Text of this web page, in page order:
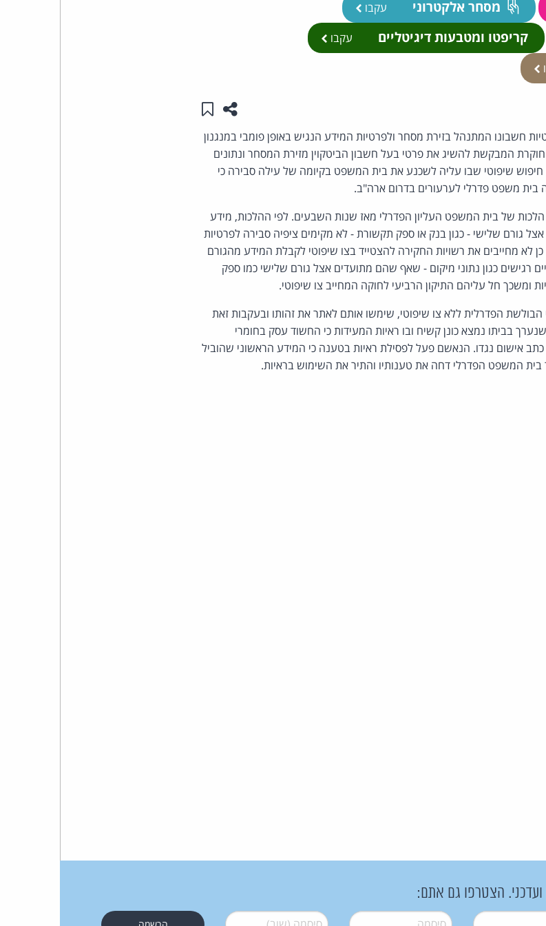
מסחר אלקטרוני עקבו
קריפטו ומטבעות דיגיטליים עקבו
שתפו עמוד זה
שמור ב"תכנים שלי"
חשבונו המתנהל בזירת מסחר ולפרטיות המידע הנגיש באופן פומבי במנגנון
המבקשת להשיג את פרטי בעל חשבון הביטקוין מזירת המסחר ונתונים
חיפוש שיפוטי שבו עליה לשכנע את בית המשפט בקיומה של עילה סבירה כי
בית משפט פדרלי לערעורים בדרום ארה"ב.
של בית המשפט העליון הפדרלי מאז שנות השבעים. לפי ההלכות, מידע
גורם שלישי - כגון בנק או ספק תקשורת - לא מקימים ציפיה סבירה לפרטיות
לא מחייבים את רשויות החקירה להצטייד בצו שיפוטי לקבלת המידע מהגורם
רגישים כגון נתוני מיקום - שאף שהם מתועדים אצל גורם שלישי כמו ספק
ומשכך חל עליהם התיקון הרביעי לחוקה המחייב צו שיפוטי.
הפדרלית ללא צו שיפוטי, שימשו אותם לאתר את זהותו ובעקבות זאת
בביתו נמצא כונן קשיח ובו ראיות המעידות כי החשוד עסק בחומרי
אישום נגדו. הנאשם פעל לפסילת ראיות בטענה כי המידע הראשוני שהוביל
בית המשפט הפדרלי דחה את טענותיו והתיר את השימוש בראיות.
ועדכני. הצטרפו גם אתם:
סיסמה* סיסמה (שוב)*